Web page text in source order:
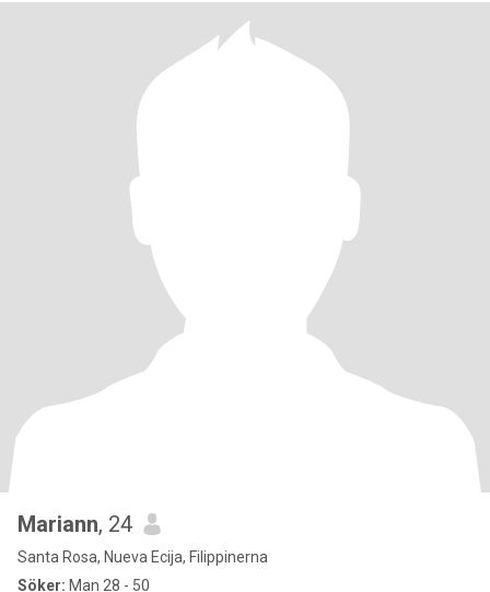
Mariann, 24
Santa Rosa, Nueva Ecija, Filippinerna
Söker: Man 28 - 50